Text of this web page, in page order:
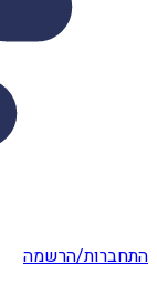
התחברות/הרשמה